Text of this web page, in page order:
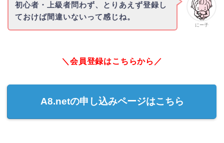
にー子
初心者・上級者問わず、とりあえず登録し
ておけば間違いないって感じね。
＼会員登録はこちらから／
A8.netの申し込みページはこちら